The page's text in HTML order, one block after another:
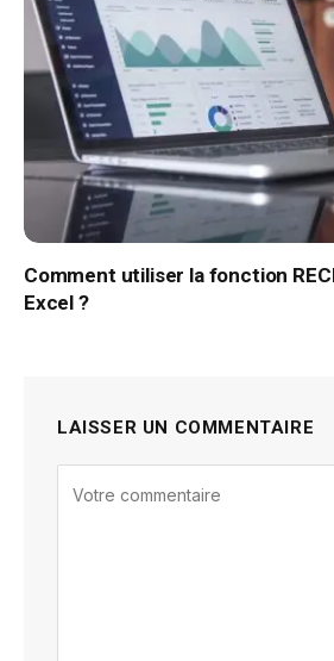
Comment utiliser la fonction
Excel ?
LAISSER UN COMMENTAIRE